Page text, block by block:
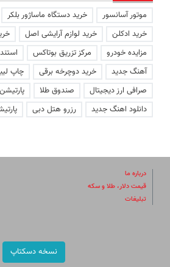
موتور آسانسور خرید دستگاه ماساژور بلکر
خرید ادکلن
خرید لوازم آرایشی اصل
مزایده خودرو
مرکز تزریق بوتاکس
آهنگ جدید
خرید دوچرخه برقی چاپ
صرافی ارز دیجیتال
صندوق طلا
دانلود اهنگ جدید
رزرو هتل دبی
درباره ما
قیمت دلار، طلا و سکه
تبلیغات
نسخه دسکتاپ